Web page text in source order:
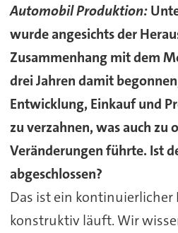
Automobil Produktion:
wurde angesichts der
Zusammenhang mit dem
drei Jahren damit
Entwicklung, Einkauf und
zu verzahnen, was auch zu
Veränderungen führte. Ist
abgeschlossen?
Das ist ein kontinuierlicher
konstruktiv läuft. Wir